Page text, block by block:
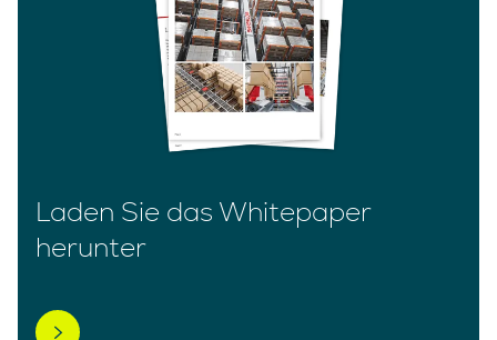
Laden Sie das Whitepaper
herunter